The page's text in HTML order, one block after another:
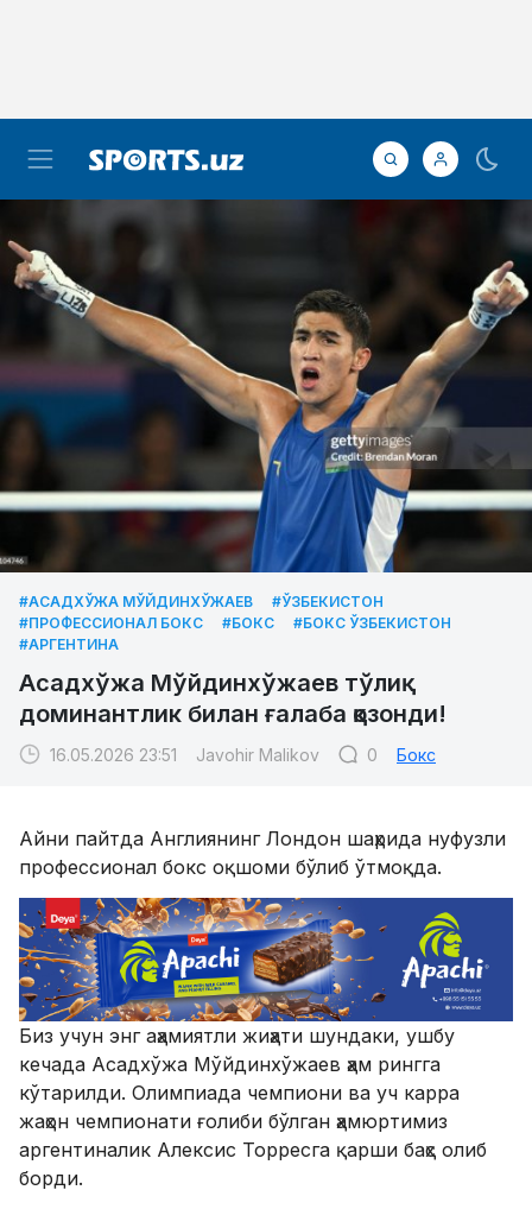
#АСАДХЎЖА МЎЙДИНХЎЖАЕВ
#ЎЗБЕКИСТОН
#ПРОФЕССИОНАЛ БОКС
#БОКС
#БОКС ЎЗБЕКИСТОН
#АРГЕНТИНА
Асадхўжа Мўйдинхўжаев тўлиқ
доминантлик билан ғалаба қозонди!
16.05.2026 23:51 Javohir Malikov 0 Бокс
Айни пайтда Англиянинг Лондон шаҳрида нуфузли
профессионал бокс оқшоми бўлиб ўтмоқда.
Биз учун энг аҳамиятли жиҳати шундаки, ушбу
кечада Асадхўжа Мўйдинхўжаев ҳам рингга
кўтарилди. Олимпиада чемпиони ва уч карра
жаҳон чемпионати ғолиби бўлган ҳамюртимиз
аргентиналик Алексис Торресга қарши баҳс олиб
борди.